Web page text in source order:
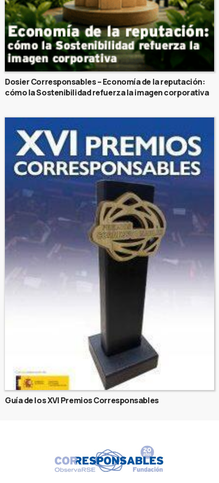
Dosier Corresponsables – Economía de la reputación:
cómo la Sostenibilidad refuerza la imagen corporativa
Guía de los XVI Premios Corresponsables